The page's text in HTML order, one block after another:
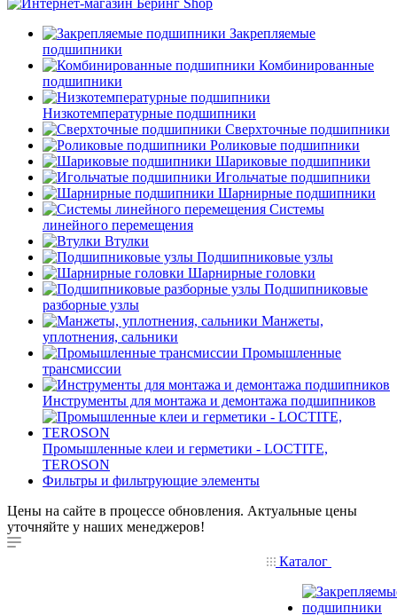
Закрепляемые
подшипники
Комбинированные
подшипники
Низкотемпературные подшипники
Сверхточные подшипники
Роликовые подшипники
Шариковые подшипники
Игольчатые подшипники
Шарнирные подшипники
Системы
линейного перемещения
Втулки
Подшипниковые узлы
Шарнирные головки
Подшипниковые
разборные узлы
Манжеты,
уплотнения, сальники
Промышленные
трансмиссии
Инструменты для монтажа и демонтажа подшипников
Промышленные клеи и герметики - LOCTITE,
TEROSON
Фильтры и фильтрующие элементы
Цены на сайте в процессе обновления. Актуальные цены
уточняйте у наших менеджеров!
Каталог